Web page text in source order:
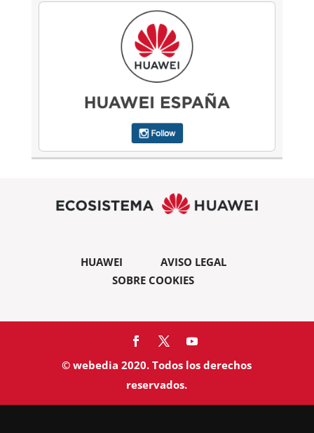
HUAWEI
AVISO LEGAL
SOBRE COOKIES
© webedia 2020. Todos los derechos
reservados.